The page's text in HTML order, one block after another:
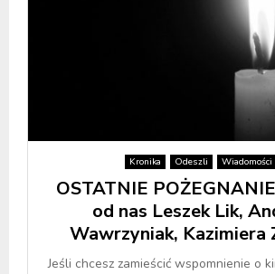
Kronika Odeszli Wiadomości
OSTATNIE
od nas Leszek Lik,
Wawrzyniak, Kazimiera
Jeśli chcesz zamieścić wspomnienie o